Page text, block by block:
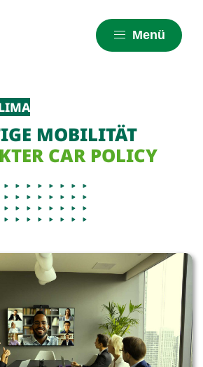
Menü
MOBILITÄT
CAR POLICY